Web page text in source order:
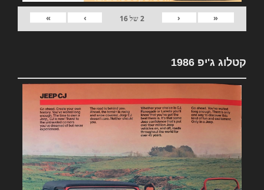
«
‹
2של16
›
»
קטלוג ג'יפ 1986